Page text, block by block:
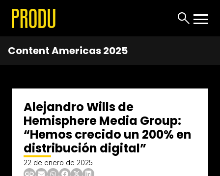
Content Americas 2025
Alejandro Wills de
Hemisphere Media Group:
“Hemos crecido un 200% en
distribución digital”
22 de enero de 2025